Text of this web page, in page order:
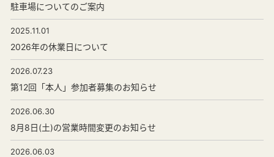
駐車場についてのご案内
2025.11.01
2026年の休業日について
2026.07.23
第12回「本人」参加者募集のお知らせ
2026.06.30
8月8日(土)の営業時間変更のお知らせ
2026.06.03